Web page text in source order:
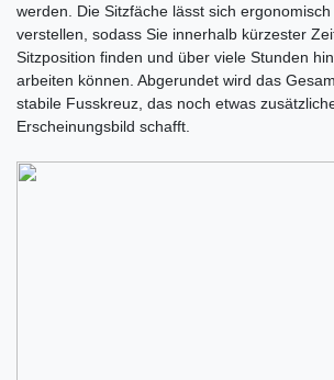
werden. Die Sitzfäche lässt sich
verstellen, sodass Sie innerhalb kürzester
Sitzposition finden und über viele Stunden
arbeiten können. Abgerundet wird das
stabile Fusskreuz, das noch etwas
Erscheinungsbild schafft.